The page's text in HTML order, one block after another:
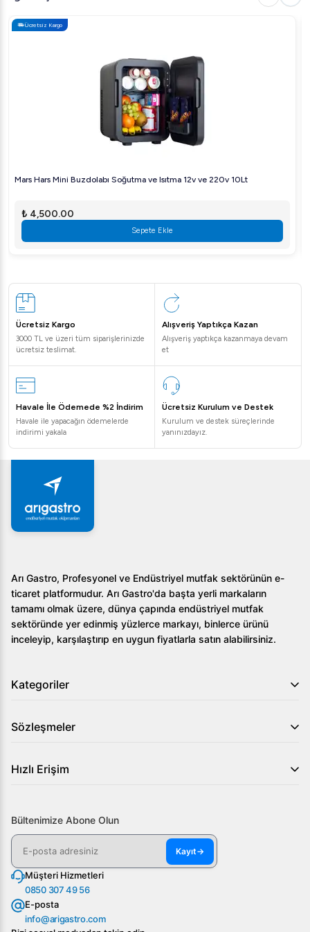
Ücretsiz Kargo
Mars Hars Mini Buzdolabı Soğutma ve Isıtma 12v ve 220v 10Lt
₺ 4,500.00
Sepete Ekle
Ücretsiz Kargo
3000 TL ve üzeri tüm siparişlerinizde
ücretsiz teslimat.
Alışveriş Yaptıkça Kazan
Alışveriş yaptıkça kazanmaya devam
et
Havale İle Ödemede %2 İndirim
Havale ile yapacağın ödemelerde
indirimi yakala
Ücretsiz Kurulum ve Destek
Kurulum ve destek süreçlerinde
yanınızdayız.
Arı Gastro, Profesyonel ve Endüstriyel mutfak sektörünün e-
ticaret platformudur. Arı Gastro'da başta yerli markaların
tamamı olmak üzere, dünya çapında endüstriyel mutfak
sektöründe yer edinmiş yüzlerce markayı, binlerce ürünü
inceleyip, karşılaştırıp en uygun fiyatlarla satın alabilirsiniz.
Kategoriler
Sözleşmeler
Hızlı Erişim
Bültenimize Abone Olun
Kayıt→
Müşteri Hizmetleri
0850 307 49 56
E-posta
info@arigastro.com